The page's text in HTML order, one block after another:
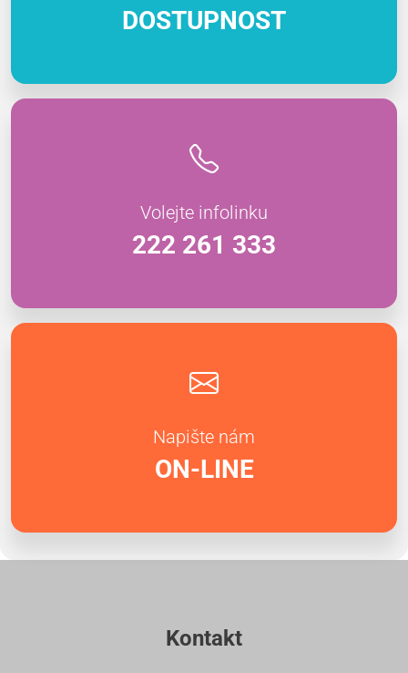
DOSTUPNOST
Volejte infolinku
222 261 333
Napište nám
ON-LINE
Kontakt